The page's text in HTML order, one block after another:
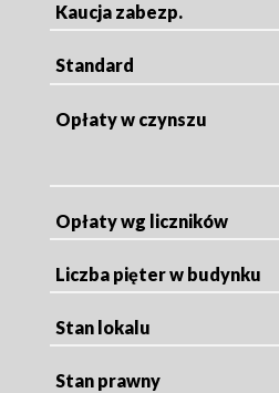
Kaucja zabezp.
Standard
Opłaty w czynszu
Opłaty wg liczników
Liczba pięter w budynku
Stan lokalu
Stan prawny